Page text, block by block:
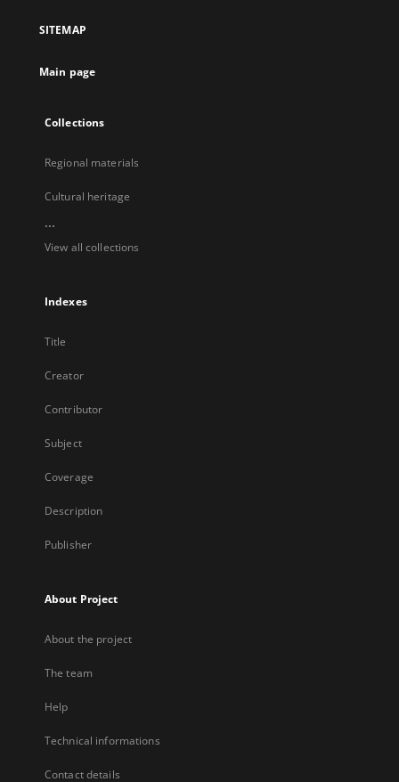
newnewnew
SITEMAP
Main page
Collections
Regional materials
Cultural heritage
...
View all collections
Indexes
Title
Creator
Contributor
Subject
Coverage
Description
Publisher
About Project
About the project
The team
Help
Technical informations
Contact details